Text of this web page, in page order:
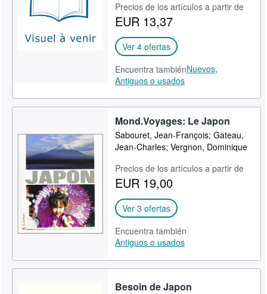
Precios de los artículos a partir de
EUR 13,37
Ver 4 ofertas
Encuentra tambiénNuevos,
Antiguos o usados
Mond.Voyages: Le Japon
Sabouret, Jean-François; Gateau,
Jean-Charles; Vergnon, Dominique
Precios de los artículos a partir de
EUR 19,00
Ver 3 ofertas
Encuentra también
Antiguos o usados
Besoin de Japon